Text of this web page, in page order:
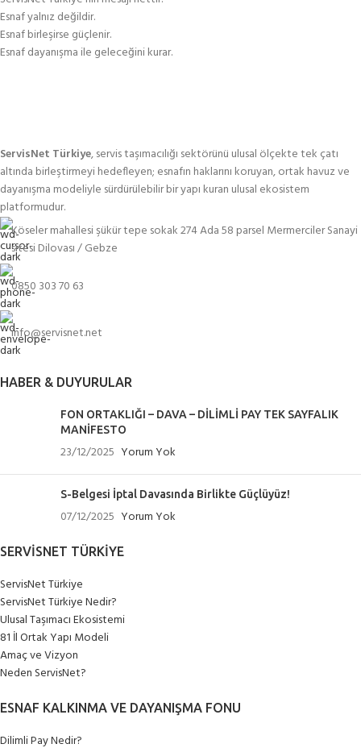
Esnaf yalnız değildir.
Esnaf birleşirse güçlenir.
Esnaf dayanışma ile geleceğini kurar.
ServisNet Türkiye, servis taşımacılığı sektörünü ulusal ölçekte tek çatı
altında birleştirmeyi hedefleyen; esnafın haklarını koruyan, ortak havuz ve
dayanışma modeliyle sürdürülebilir bir yapı kuran ulusal ekosistem
platformudur.
Köseler mahallesi şükür tepe sokak 274 Ada 58 parsel Mermerciler Sanayi
sitesi Dilovası / Gebze
0850 303 70 63
info@servisnet.net
HABER & DUYURULAR
FON ORTAKLIĞI – DAVA – DİLİMLİ PAY TEK SAYFALIK
MANİFESTO
23/12/2025 Yorum Yok
S-Belgesi İptal Davasında Birlikte Güçlüyüz!
07/12/2025 Yorum Yok
SERVISNET TÜRKIYE
ServisNet Türkiye
ServisNet Türkiye Nedir?
Ulusal Taşımacı Ekosistemi
81 İl Ortak Yapı Modeli
Amaç ve Vizyon
Neden ServisNet?
ESNAF KALKINMA VE DAYANIŞMA FONU
Dilimli Pay Nedir?